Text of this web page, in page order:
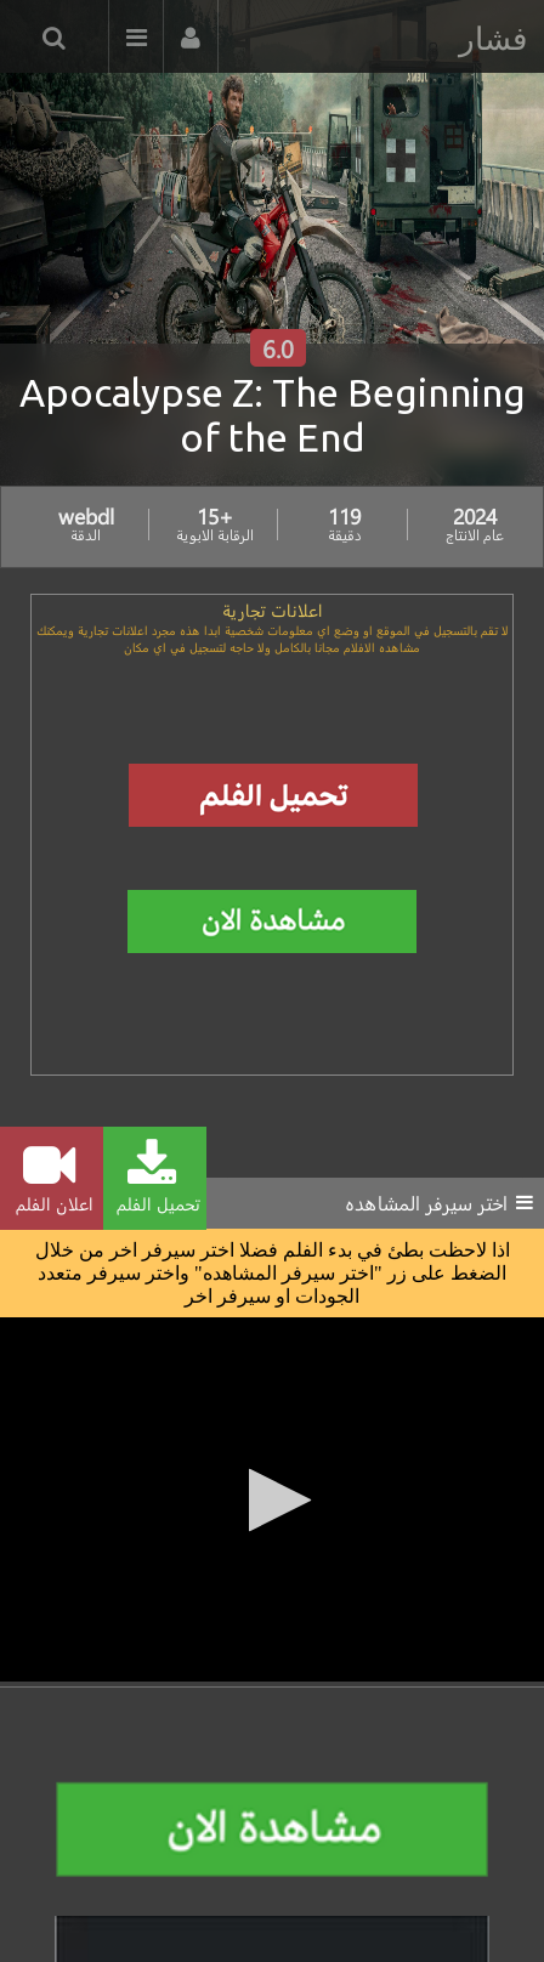
فشار
Apocalypse Z: The Beginning
of the End
6.0
2024
عام الانتاج
119
دقيقة
+15
الرقابة الابوية
webdl
الدقة
اعلانات تجارية
لا تقم بالتسجيل في الموقع او وضع اي معلومات شخصية ابدا هذه مجرد اعلانات تجارية ويمكنك
مشاهده الافلام مجانا بالكامل ولا حاجه لتسجيل في اي مكان
تحميل الفلم اعلان الفلم اختر سيرفر المشاهده
اذا لاحظت بطئ في بدء الفلم فضلا اختر سيرفر اخر من خلال
الضغط على زر "اختر سيرفر المشاهده" واختر سيرفر متعدد
الجودات او سيرفر اخر